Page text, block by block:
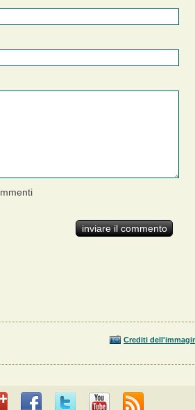
Crediti